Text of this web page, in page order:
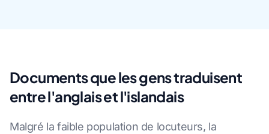
Documents que les gens traduisent
entre l'anglais et l'islandais
Malgré la faible population de locuteurs, la